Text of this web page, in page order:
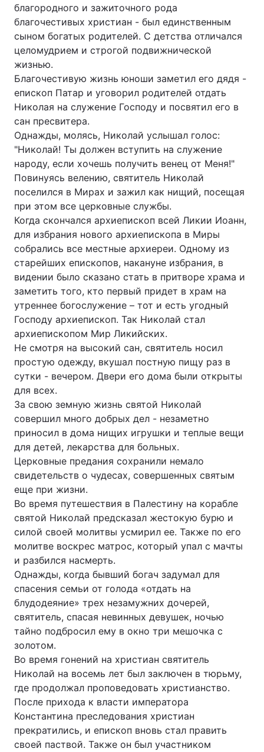
благородного и зажиточного рода
благочестивых христиан - был единственным
сыном богатых родителей. С детства отличался
целомудрием и строгой подвижнической
жизнью.
Благочестивую жизнь юноши заметил его дядя -
епископ Патар и уговорил родителей отдать
Николая на служение Господу и посвятил его в
сан пресвитера.
Однажды, молясь, Николай услышал голос:
"Николай! Ты должен вступить на служение
народу, если хочешь получить венец от Меня!"
Повинуясь велению, святитель Николай
поселился в Мирах и зажил как нищий, посещая
при этом все церковные службы.
Когда скончался архиепископ всей Ликии Иоанн,
для избрания нового архиепископа в Миры
собрались все местные архиереи. Одному из
старейших епископов, накануне избрания, в
видении было сказано стать в притворе храма и
заметить того, кто первый придет в храм на
утреннее богослужение – тот и есть угодный
Господу архиепископ. Так Николай стал
архиепископом Мир Ликийских.
Не смотря на высокий сан, святитель носил
простую одежду, вкушал постную пищу раз в
сутки - вечером. Двери его дома были открыты
для всех.
За свою земную жизнь святой Николай
совершил много добрых дел - незаметно
приносил в дома нищих игрушки и теплые вещи
для детей, лекарства для больных.
Церковные предания сохранили немало
свидетельств о чудесах, совершенных святым
еще при жизни.
Во время путешествия в Палестину на корабле
святой Николай предсказал жестокую бурю и
силой своей молитвы усмирил ее. Также по его
молитве воскрес матрос, который упал с мачты
и разбился насмерть.
Однажды, когда бывший богач задумал для
спасения семьи от голода «отдать на
блудодеяние» трех незамужних дочерей,
святитель, спасая невинных девушек, ночью
тайно подбросил ему в окно три мешочка с
золотом.
Во время гонений на христиан святитель
Николай на восемь лет был заключен в тюрьму,
где продолжал проповедовать христианство.
После прихода к власти императора
Константина преследования христиан
прекратились, и епископ вновь стал править
своей паствой. Также он был участником